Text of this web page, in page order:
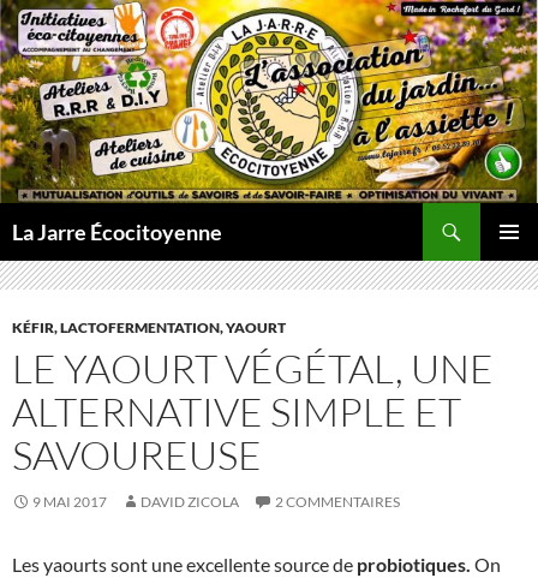
Aller
au
contenu
La Jarre Écocitoyenne
MENU
KÉFIR, LACTOFERMENTATION, YAOURT
LE YAOURT VÉGÉTAL, UNE
ALTERNATIVE SIMPLE ET
SAVOUREUSE
9 MAI 2017 DAVID ZICOLA 2 COMMENTAIRES
Les yaourts sont une excellente source de probiotiques. On